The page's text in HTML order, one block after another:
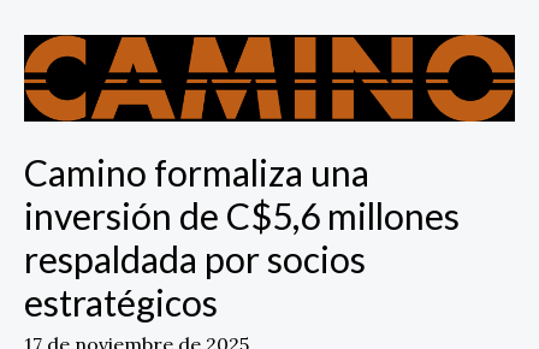
Camino formaliza una
inversión de C$5,6 millones
respaldada por socios
estratégicos
17 de noviembre de 2025
Camino
formaliza
una
de
C$5,6
millones
respaldada
por
socios
estratégicos